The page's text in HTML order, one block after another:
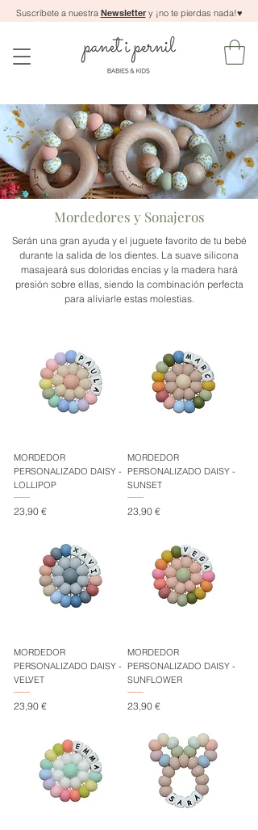
Suscríbete a nuestra Newslettery ¡no te pierdas nada!♥
Mordedores y Sonajeros
Serán una gran ayuda y el juguete favorito de tu bebé
durante la salida de los dientes. La suave silicona
masajeará sus doloridas encías y la madera hará
presión sobre ellas, siendo la combinación perfecta
para aliviarle estas molestias.
MORDEDOR
PERSONALIZADO DAISY -
LOLLIPOP
Precio
23,90 €
MORDEDOR
PERSONALIZADO DAISY -
SUNSET
Precio
23,90 €
MORDEDOR
PERSONALIZADO DAISY -
VELVET
Precio
23,90 €
MORDEDOR
PERSONALIZADO DAISY -
SUNFLOWER
Precio
23,90 €